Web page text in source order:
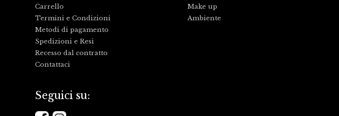
Carrello
Termini e Condizioni
Metodi di pagamento
Spedizioni e Resi
Recesso dal contratto
Contattaci
Seguici su:
Make up
Ambiente